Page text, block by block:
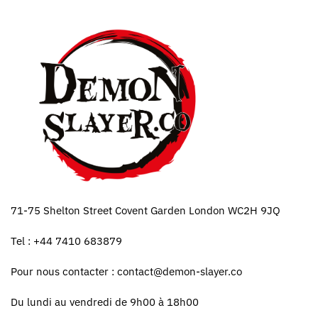
71-75 Shelton Street Covent Garden London WC2H 9JQ
Tel : +44 7410 683879
Pour nous contacter : contact@demon-slayer.co
Du lundi au vendredi de 9h00 à 18h00